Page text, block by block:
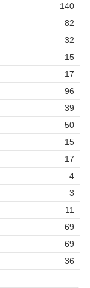
140
82
32
15
17
96
39
50
15
17
4
3
11
69
69
36